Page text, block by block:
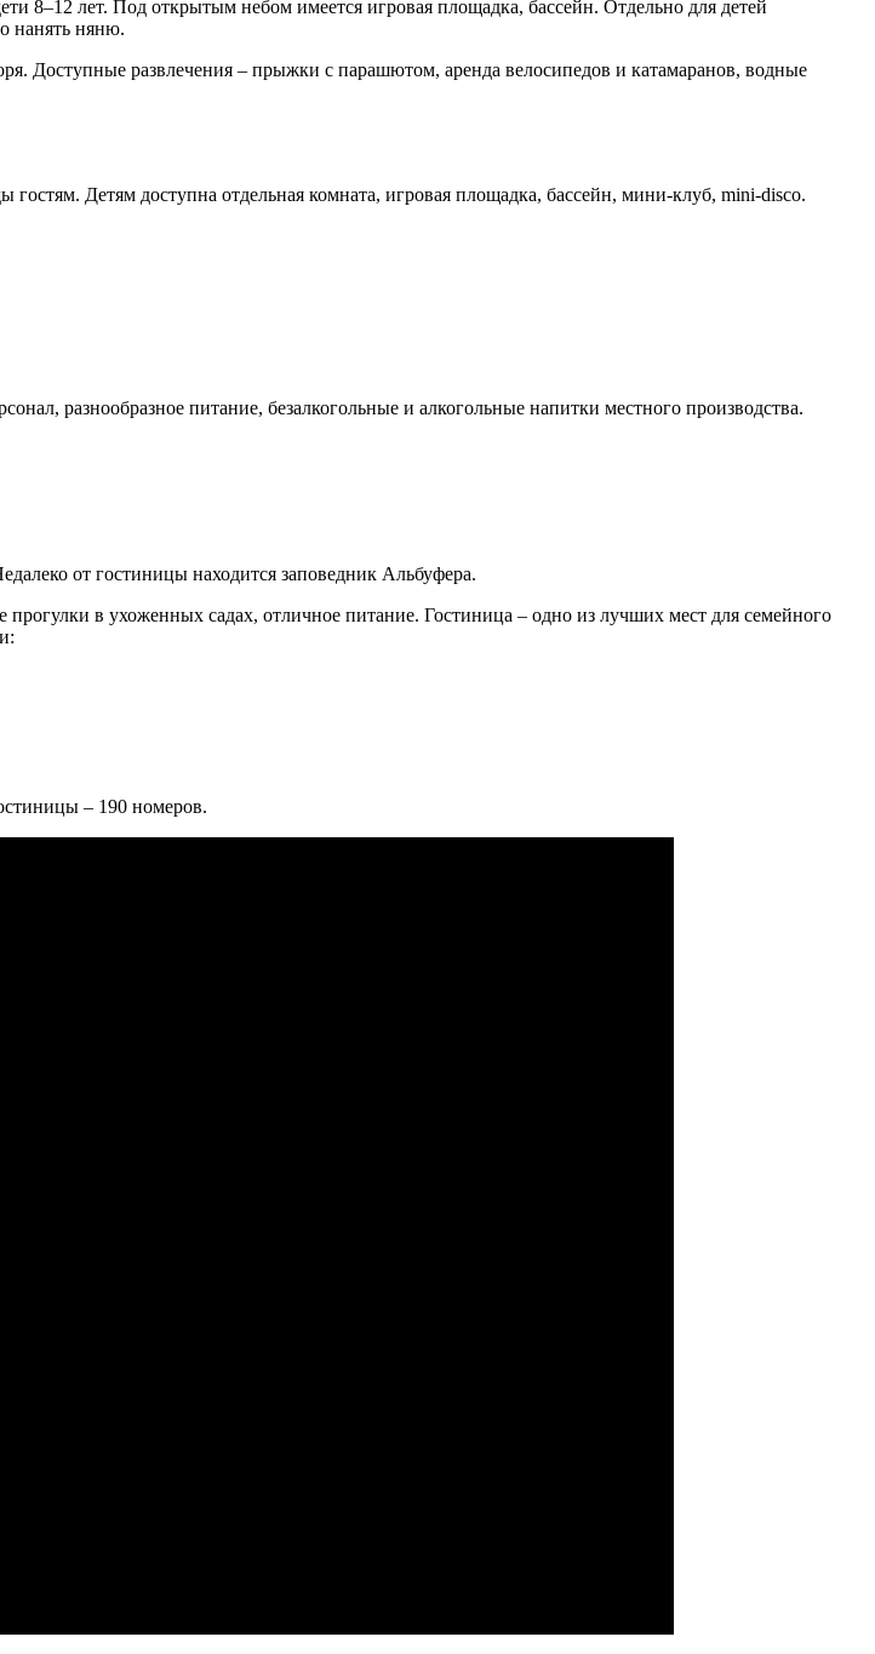
8–12 лет. Под открытым небом имеется игровая площадка, бассейн. Отдельно для детей
нанять няню.
Доступные развлечения – прыжки с парашютом, аренда велосипедов и катамаранов, водные
гостям. Детям доступна отдельная комната, игровая площадка, бассейн, мини-клуб, mini-disco.
разнообразное питание, безалкогольные и алкогольные напитки местного производства.
от гостиницы находится заповедник Альбуфера.
в ухоженных садах, отличное питание. Гостиница – одно из лучших мест для семейного
– 190 номеров.